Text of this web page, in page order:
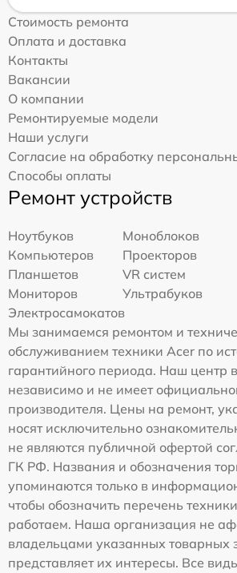
Стоимость ремонта
Оплата и доставка
Контакты
Вакансии
О компании
Ремонтируемые модели
Наши услуги
Согласие на обработку
Способы оплаты
Ремонт устройств
Ноутбуков
Моноблоков
Компьютеров
Проекторов
Планшетов
VR систем
Мониторов
Ультрабуков
Электросамокатов
Мы занимаемся ремонтом и
обслуживанием техники Acer по
гарантийного периода. Наш центр
независимо и не имеет
производителя. Цены на ремонт,
носят исключительно
не являются публичной офертой
ГК РФ. Названия и обозначения
упоминаются только в
чтобы обозначить перечень
работаем. Наша организация не
владельцами указанных товарных
представляет их интересы. Все